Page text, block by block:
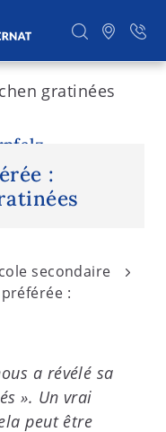
:
secondaire
:
a révélé sa
». Un vrai
peut être